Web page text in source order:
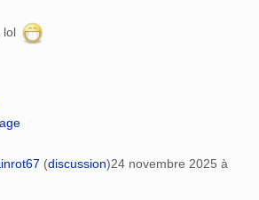
lol
(discussion)24 novembre 2025 à